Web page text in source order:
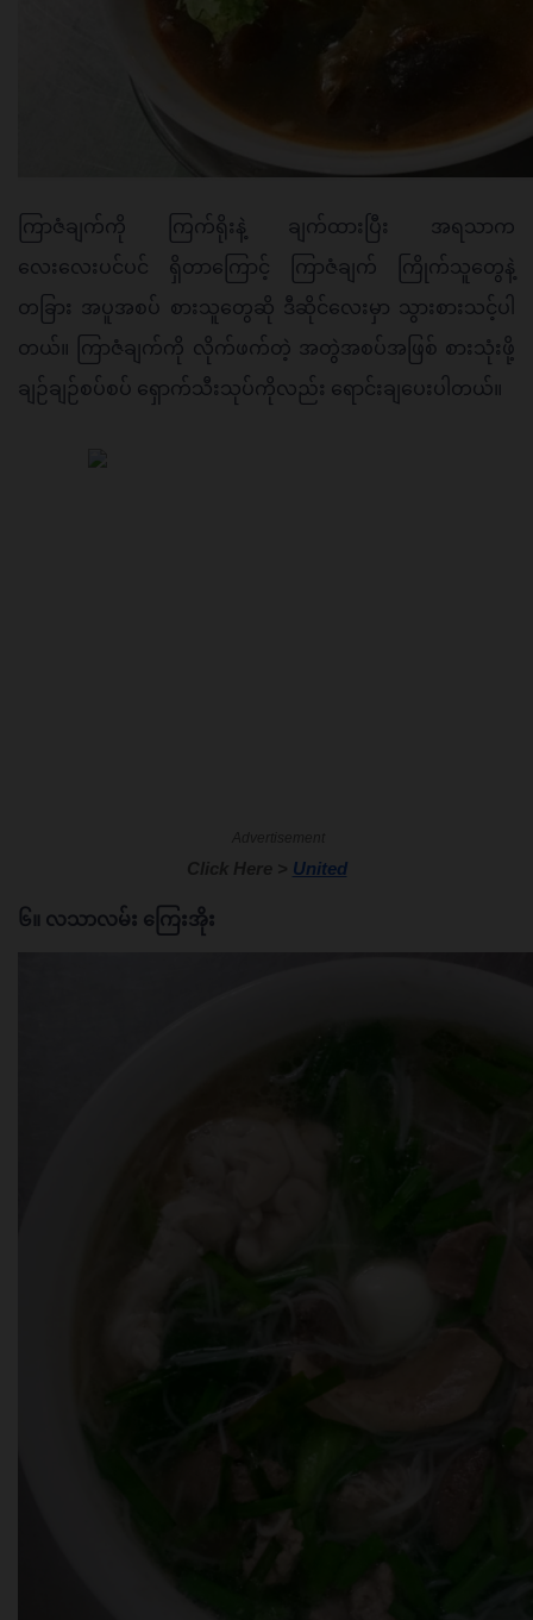
ကြာဇံချက်ကို ကြက်ရိုးနဲ့ ချက်ထားပြီး အရသာက
လေးလေးပင်ပင် ရှိတာကြောင့် ကြာဇံချက် ကြိုက်သူတွေနဲ့
တခြား အပူအစပ် စားသူတွေဆို ဒီဆိုင်လေးမှာ သွားစားသင့်ပါ
တယ်။ ကြာဇံချက်ကို လိုက်ဖက်တဲ့ အတွဲအစပ်အဖြစ် စားသုံးဖို့
ချဉ်ချဉ်စပ်စပ် ရှောက်သီးသုပ်ကိုလည်း ရောင်းချပေးပါတယ်။
United
၆။ လသာလမ်း ကြေးအိုး